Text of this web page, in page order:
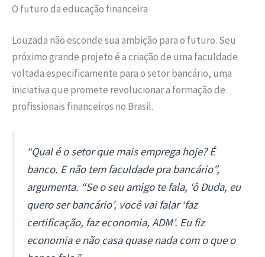
O futuro da educação financeira
Louzada não esconde sua ambição para o futuro. Seu
próximo grande projeto é a criação de uma faculdade
voltada especificamente para o setor bancário, uma
iniciativa que promete revolucionar a formação de
profissionais financeiros no Brasil.
“Qual é o setor que mais emprega hoje? É
banco. E não tem faculdade pra bancário”,
argumenta. “Se o seu amigo te fala, ‘ô Duda, eu
quero ser bancário’, você vai falar ‘faz
certificação, faz economia, ADM’. Eu fiz
economia e não casa quase nada com o que o